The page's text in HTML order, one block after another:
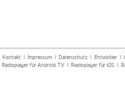
Kontakt| Impressum| Datenschutz| Entwickler|
Radioplayer für Android TV| Radioplayer für iOS|